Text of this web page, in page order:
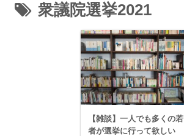
衆議院選挙2021
【雑談】一人でも多くの若
者が選挙に行って欲しい